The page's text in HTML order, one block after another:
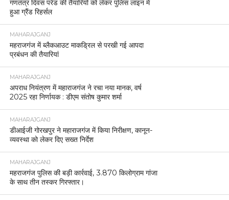
गणतंत्र दिवस परेड की तैयारियों को लेकर पुलिस लाइन में
हुआ ग्रैंड रिहर्सल
MAHARAJGANJ
महराजगंज में ब्लैकआउट माकड्रिल से परखी गई आपदा
प्रबंधन की तैयारियां
MAHARAJGANJ
अपराध नियंत्रण में महाराजगंज ने रचा नया मानक, वर्ष
2025 रहा निर्णायक : डीएम संतोष कुमार शर्मा
MAHARAJGANJ
डीआईजी गोरखपुर ने महाराजगंज में किया निरीक्षण, कानून-
व्यवस्था को लेकर दिए सख्त निर्देश
MAHARAJGANJ
महराजगंज पुलिस की बड़ी कार्रवाई, 3.870 किलोग्राम गांजा
के साथ तीन तस्कर गिरफ्तार।